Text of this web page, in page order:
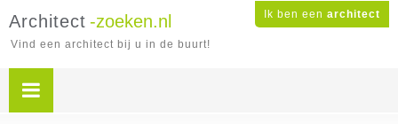
Ik ben een architect
Architect -zoeken.nl
Vind een architect bij u in de buurt!